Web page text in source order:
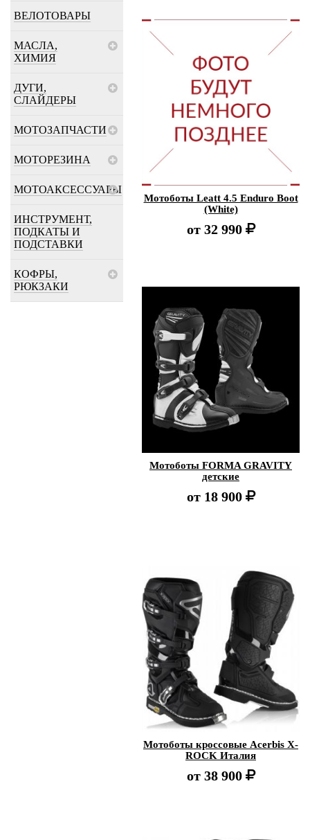
ВЕЛОТОВАРЫ
МАСЛА,
ХИМИЯ
ДУГИ,
СЛАЙДЕРЫ
МОТОЗАПЧАСТИ
МОТОРЕЗИНА
МОТОАКСЕССУАРЫ
ИНСТРУМЕНТ,
ПОДКАТЫ И
ПОДСТАВКИ
КОФРЫ,
РЮКЗАКИ
Мотоботы Leatt 4.5 Enduro Boot
(White)
от 32 990
Мотоботы FORMA GRAVITY
детские
от 18 900
Мотоботы кроссовые Acerbis X-
ROCK Италия
от 38 900